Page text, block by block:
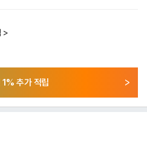
>
1% 추가 적립